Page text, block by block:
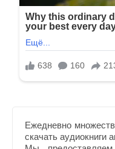
Ежедневно
скачать аудиокниги